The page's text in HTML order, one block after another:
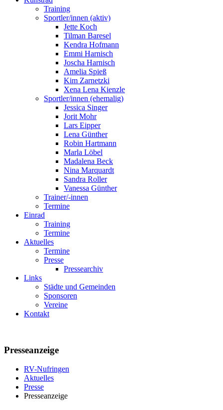
Training
Sportler/innen (aktiv)
Jette Koch
Tilman Baresel
Kendra Hofmann
Emmi Harnisch
Joscha Harnisch
Amelia Spieß
Kim Zarnetzki
Xena Lena Kienzle
Sportler/innen (ehemalig)
Jessica Singer
Jorit Mohr
Lars Eipper
Lena Günther
Robin Hartmann
Marla Löbel
Madalena Beck
Nina Marquardt
Sandra Roller
Vanessa Günther
Trainer/-innen
Termine
Einrad
Training
Termine
Aktuelles
Termine
Presse
Pressearchiv
Links
Städte und Gemeinden
Sponsoren
Vereine
Kontakt
Presseanzeige
RV-Nufringen
Aktuelles
Presse
Presseanzeige